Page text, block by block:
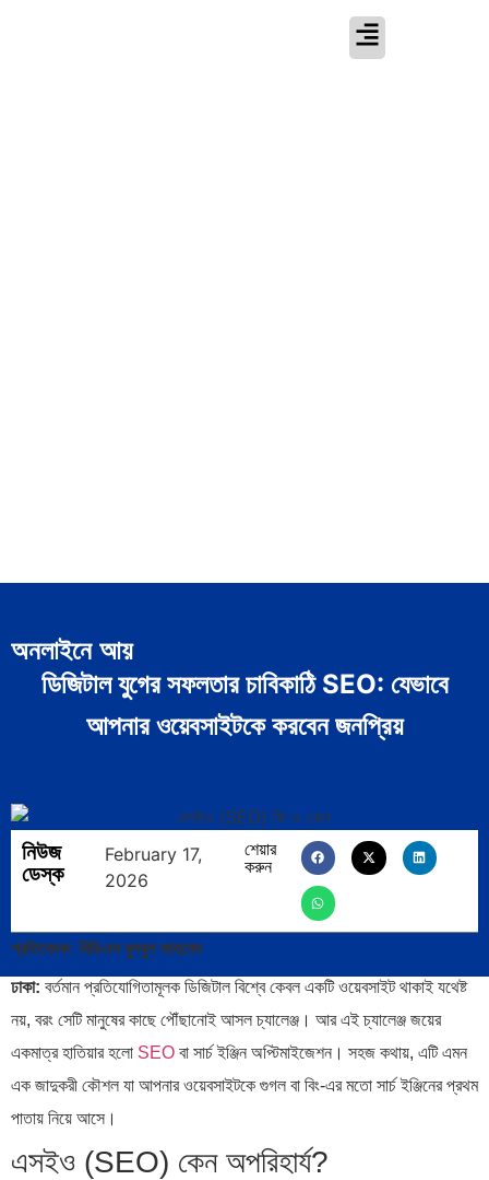
অনলাইনে আয়
ডিজিটাল যুগের সফলতার চাবিকাঠি SEO: যেভাবে
আপনার ওয়েবসাইটকে করবেন জনপ্রিয়
নিউজ
ডেস্ক
February 17,
2026
শেয়ার
করুন
প্রতিবেদক: বিডিএস বুলবুল আহমেদ
ঢাকা: বর্তমান প্রতিযোগিতামূলক ডিজিটাল বিশ্বে কেবল একটি ওয়েবসাইট থাকাই যথেষ্ট
নয়, বরং সেটি মানুষের কাছে পৌঁছানোই আসল চ্যালেঞ্জ। আর এই চ্যালেঞ্জ জয়ের
একমাত্র হাতিয়ার হলো SEO বা সার্চ ইঞ্জিন অপ্টিমাইজেশন। সহজ কথায়, এটি এমন
এক জাদুকরী কৌশল যা আপনার ওয়েবসাইটকে গুগল বা বিং-এর মতো সার্চ ইঞ্জিনের প্রথম
পাতায় নিয়ে আসে।
এসইও (SEO) কেন অপরিহার্য?